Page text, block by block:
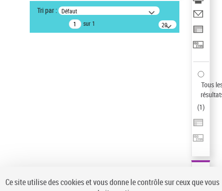
Type de notice d'autorité
Titre uniforme musical
Auteur d’œuvre
Tri par : Défaut
sur 1
20
résultats/page
Tous
(1)
Ce site utilise des cookies et vous donne le contrôle sur ceux que vous